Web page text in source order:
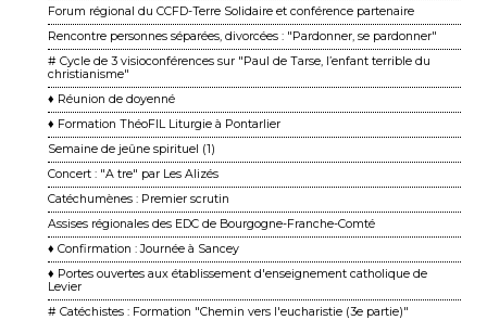
Forum régional du CCFD-Terre Solidaire et conférence partenaire
Rencontre personnes séparées, divorcées : "Pardonner, se pardonner"
# Cycle de 3 visioconférences sur "Paul de Tarse, l’enfant terrible du
christianisme"
♦ Réunion de doyenné
♦ Formation ThéoFIL Liturgie à Pontarlier
Semaine de jeûne spirituel (1)
Concert : "A tre" par Les Alizés
Catéchumènes : Premier scrutin
Assises régionales des EDC de Bourgogne-Franche-Comté
♦ Confirmation : Journée à Sancey
♦ Portes ouvertes aux établissement d'enseignement catholique de
Levier
# Catéchistes : Formation "Chemin vers l'eucharistie (3e partie)"